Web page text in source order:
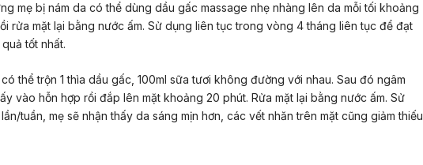
mẹ bị nám da có thể dùng dầu gấc massage nhẹ nhàng lên da mỗi tối khoảng
rửa mặt lại bằng nước ấm. Sử dụng liên tục trong vòng 4 tháng liên tục để đạt
tốt nhất.
thể trộn 1 thìa dầu gấc, 100ml sữa tươi không đường với nhau. Sau đó ngâm
vào hỗn hợp rồi đắp lên mặt khoảng 20 phút. Rửa mặt lại bằng nước ấm. Sử
tuần, mẹ sẽ nhận thấy da sáng mịn hơn, các vết nhăn trên mặt cũng giảm thiếu